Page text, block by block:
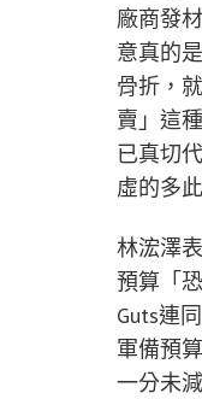
廠商發
意真的
骨折，
賣」這
已真切
虛的多
林浤澤
預算「
Guts連
軍備預
一分未